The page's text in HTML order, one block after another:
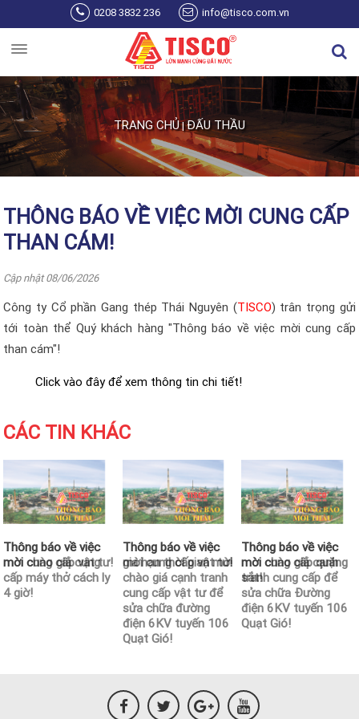
Nhảy đến nội dung 0208 3832 236 info@tisco.com.vn
Bạn đang ở đây
TRANG CHỦ|ĐẤU THẦU
THÔNG BÁO VỀ VIỆC MỜI CUNG CẤP
THAN CÁM!
Cập nhật 08/06/2026
Công ty Cổ phần Gang thép Thái Nguyên (TISCO) trân trọng gửi
tới toàn thể Quý khách hàng "Thông báo về việc mời cung cấp
than cám"!
Click vào đây để xem thông tin chi tiết!
CÁC TIN KHÁC
Thông báo về việc
mời cung cấp vật tư!
Thông báo về việc
mời cung cấp vật tư!
Thông báo về việc
mời cung cấp quặng
sắt!
Thông báo về việc
mời chào giá cung
cấp máy thở cách ly
4 giờ!
Thông báo về việc
gia hạn thời gian mời
chào giá cạnh tranh
cung cấp vật tư để
sửa chữa đường
điện 6KV tuyến 106
Quạt Gió!
Thông báo về việc
mời chào giá cạnh
tranh cung cấp để
sửa chữa Đường
điện 6KV tuyến 106
Quạt Gió!